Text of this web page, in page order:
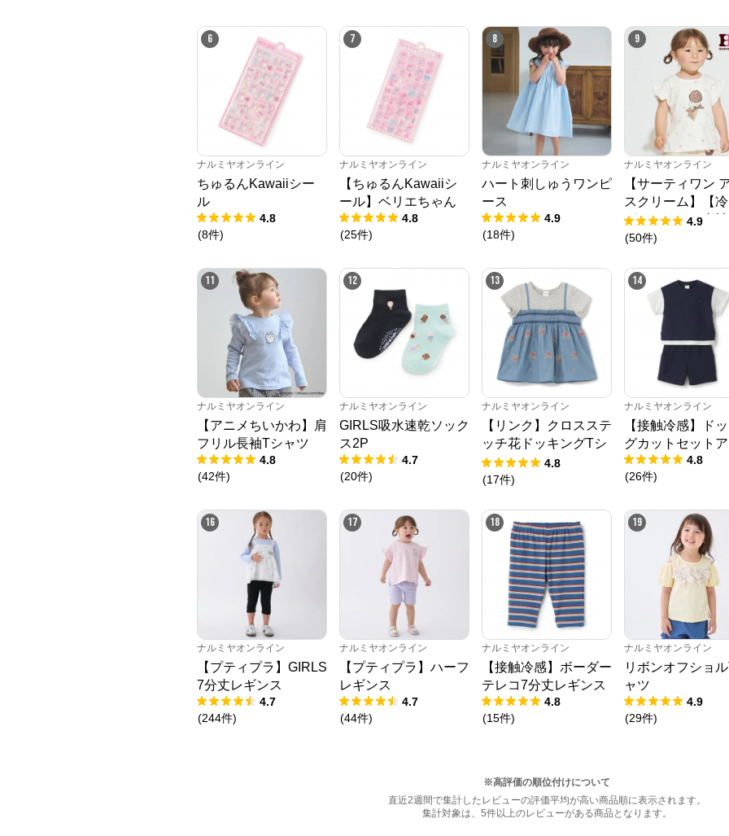
6
ナルミヤオンライン
ちゅるんKawaiiシー
ル
4.8
(8件)
7
ナルミヤオンライン
【ちゅるんKawaiiシ
ール】ベリエちゃん
4.8
(25件)
8
ナルミヤオンライン
ハート刺しゅうワンピ
ース
4.9
(18件)
9
ナルミヤオンライン
【サーティワン
スクリーム】【冷
グラフィック半袖
ャツ
4.9
(50件)
11
ナルミヤオンライン
【アニメちいかわ】肩
フリル長袖Tシャツ
4.8
(42件)
12
ナルミヤオンライン
GIRLS吸水速乾ソック
ス2P
4.7
(20件)
13
ナルミヤオンライン
【リンク】クロスステ
ッチ花ドッキングTシ
ャツ
4.8
(17件)
14
ナルミヤオンライン
【接触冷感】ド
グカットセット
4.8
(26件)
16
ナルミヤオンライン
【プティプラ】GIRLS
7分丈レギンス
4.7
(244件)
17
ナルミヤオンライン
【プティプラ】ハーフ
レギンス
4.7
(44件)
18
ナルミヤオンライン
【接触冷感】ボーダー
テレコ7分丈レギンス
4.8
(15件)
19
ナルミヤオンライン
リボンオフショ
ャツ
4.9
(29件)
※高評価の順位付けについて
直近2週間で集計したレビューの評価平均が高い商品順に表示されます。
集計対象は、5件以上のレビューがある商品となります。
ナルミヤオンライン
公式ECサイト
※外部サイトが開きます
ナルミヤオンラインからのコメント
ナルミヤオンライン公式通販ショップ。人気子供服メゾピアノ、プティマイ
ン、ラブトキシック、アナスイミニ等、全ブランド、全商品をご覧いただけま